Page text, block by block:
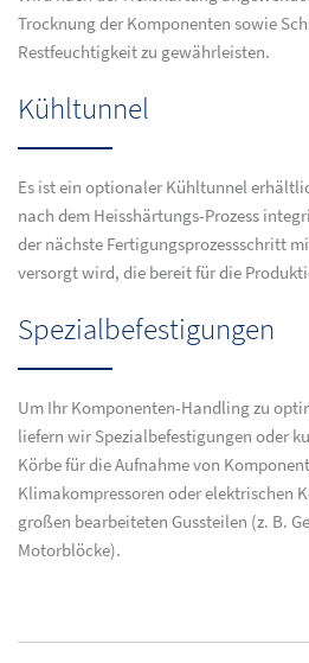
Trocknung der Komponenten sowie
Restfeuchtigkeit zu gewährleisten.
Kühltunnel
Es ist ein optionaler Kühltunnel
nach dem Heisshärtungs-Prozess
der nächste Fertigungsprozessschritt
versorgt wird, die bereit für die
Spezialbefestigungen
Um Ihr Komponenten-Handling zu
liefern wir Spezialbefestigungen oder
Körbe für die Aufnahme von
Klimakompressoren oder elektrischen
großen bearbeiteten Gussteilen (z. B.
Motorblöcke).